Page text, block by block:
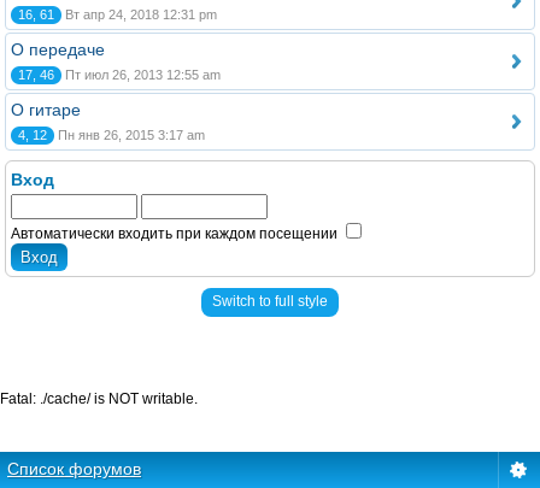
16, 61 Вт апр 24, 2018 12:31 pm
О передаче
17, 46 Пт июл 26, 2013 12:55 am
О гитаре
4, 12 Пн янв 26, 2015 3:17 am
Вход
Автоматически входить при каждом посещении
Switch to full style
Список форумов
Fatal: ./cache/ is NOT writable.